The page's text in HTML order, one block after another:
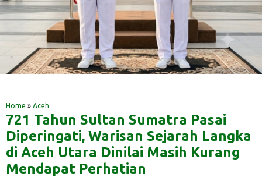
Home » Aceh
721 Tahun Sultan Sumatra Pasai
Diperingati, Warisan Sejarah Langka
di Aceh Utara Dinilai Masih Kurang
Mendapat Perhatian